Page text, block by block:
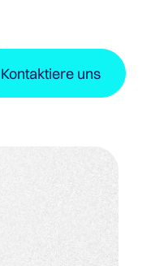
Kontaktiere uns